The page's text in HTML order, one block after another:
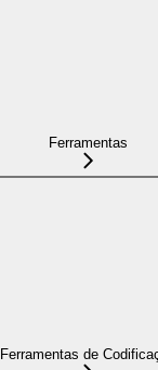
Ferramentas
Ferramentas de